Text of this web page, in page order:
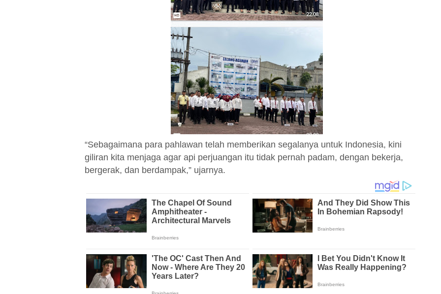
“Sebagaimana para pahlawan telah memberikan segalanya untuk Indonesia, kini
giliran kita menjaga agar api perjuangan itu tidak pernah padam, dengan bekerja,
bergerak, dan berdampak,” ujarnya.